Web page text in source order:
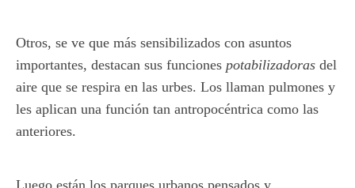
Otros, se ve que más sensibilizados con asuntos
importantes, destacan sus funciones potabilizadoras del
aire que se respira en las urbes. Los llaman pulmones y
les aplican una función tan antropocéntrica como las
anteriores.